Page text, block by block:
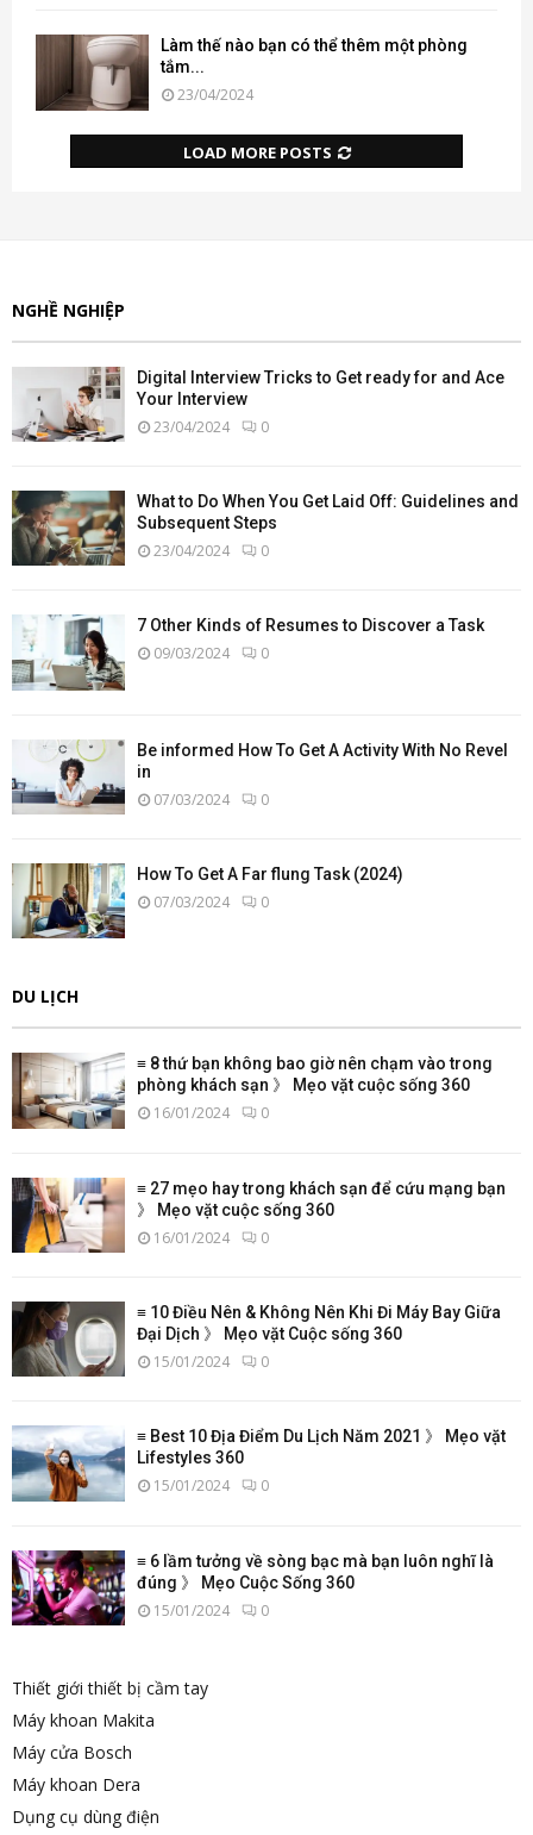
Làm thế nào bạn có thể thêm một phòng
tắm...
23/04/2024
LOAD MORE POSTS
NGHỀ NGHIỆP
Digital Interview Tricks to Get ready for and Ace
Your Interview
23/04/2024 0
What to Do When You Get Laid Off: Guidelines and
Subsequent Steps
23/04/2024 0
7 Other Kinds of Resumes to Discover a Task
09/03/2024 0
Be informed How To Get A Activity With No Revel
in
07/03/2024 0
How To Get A Far flung Task (2024)
07/03/2024 0
DU LỊCH
≡ 8 thứ bạn không bao giờ nên chạm vào trong
phòng khách sạn 》 Mẹo vặt cuộc sống 360
16/01/2024 0
≡ 27 mẹo hay trong khách sạn để cứu mạng bạn
》 Mẹo vặt cuộc sống 360
16/01/2024 0
≡ 10 Điều Nên & Không Nên Khi Đi Máy Bay Giữa
Đại Dịch 》 Mẹo vặt Cuộc sống 360
15/01/2024 0
≡ Best 10 Địa Điểm Du Lịch Năm 2021 》 Mẹo vặt
Lifestyles 360
15/01/2024 0
≡ 6 lầm tưởng về sòng bạc mà bạn luôn nghĩ là
đúng 》 Mẹo Cuộc Sống 360
15/01/2024 0
Thiết giới thiết bị cầm tay
Máy khoan Makita
Máy cửa Bosch
Máy khoan Dera
Dụng cụ dùng điện